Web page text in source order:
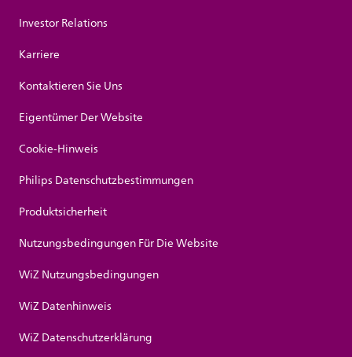
Investor Relations
Karriere
Kontaktieren Sie Uns
Eigentümer Der Website
Cookie-Hinweis
Philips Datenschutzbestimmungen
Produktsicherheit
Nutzungsbedingungen Für Die Website
WiZ Nutzungsbedingungen
WiZ Datenhinweis
WiZ Datenschutzerklärung